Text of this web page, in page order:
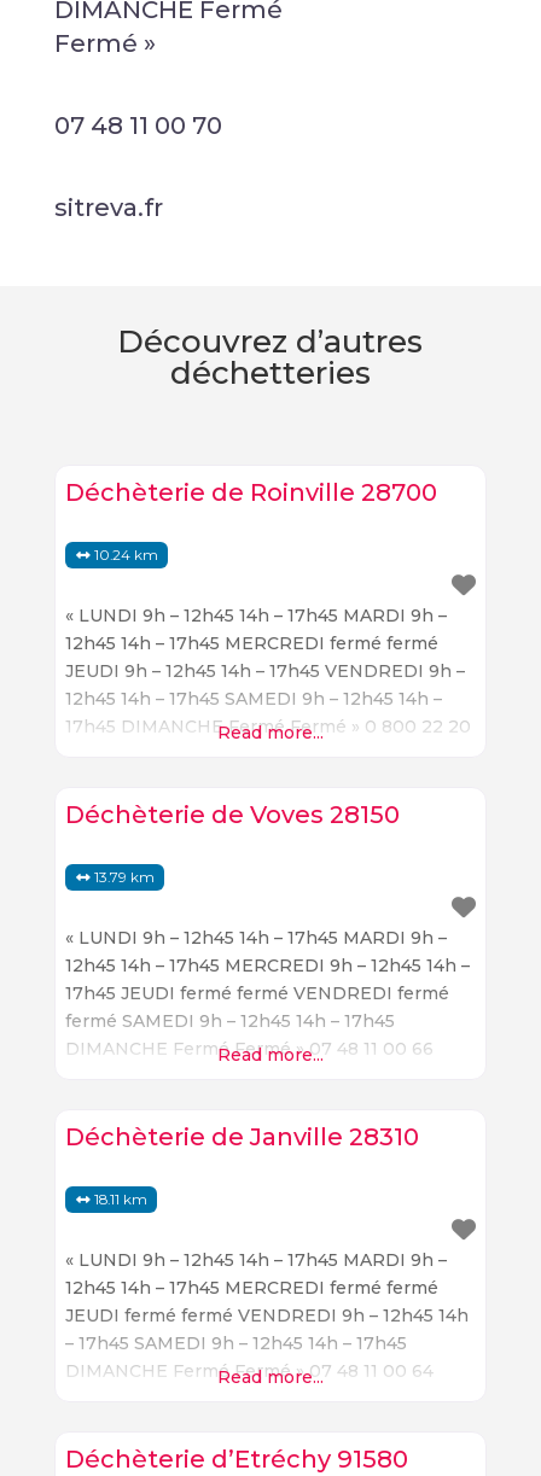
DIMANCHE Fermé
Fermé »
07 48 11 00 70
sitreva.fr
Découvrez d’autres
déchetteries
Déchèterie de Roinville 28700
10.24 km
« LUNDI 9h – 12h45 14h – 17h45 MARDI 9h –
12h45 14h – 17h45 MERCREDI fermé fermé
JEUDI 9h – 12h45 14h – 17h45 VENDREDI 9h –
12h45 14h – 17h45 SAMEDI 9h – 12h45 14h –
17h45 DIMANCHE Fermé Fermé » 0 800 22 20
Read more...
Déchèterie de Voves 28150
13.79 km
« LUNDI 9h – 12h45 14h – 17h45 MARDI 9h –
12h45 14h – 17h45 MERCREDI 9h – 12h45 14h –
17h45 JEUDI fermé fermé VENDREDI fermé
fermé SAMEDI 9h – 12h45 14h – 17h45
DIMANCHE Fermé Fermé » 07 48 11 00 66
Read more...
Déchèterie de Janville 28310
18.11 km
« LUNDI 9h – 12h45 14h – 17h45 MARDI 9h –
12h45 14h – 17h45 MERCREDI fermé fermé
JEUDI fermé fermé VENDREDI 9h – 12h45 14h
– 17h45 SAMEDI 9h – 12h45 14h – 17h45
DIMANCHE Fermé Fermé » 07 48 11 00 64
Read more...
Déchèterie d’Etréchy 91580